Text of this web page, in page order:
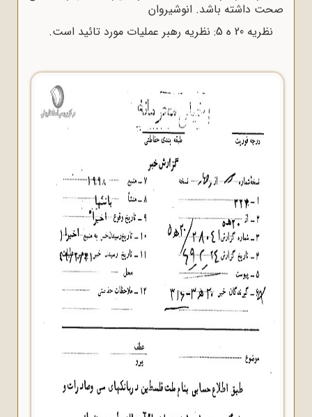
صحت داشته باشد. انوشیروان
نظریه 20 ه‌ 5: نظریه رهبر عملیات مورد تائید است.